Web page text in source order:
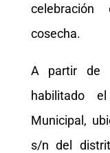
cosecha.
A partir de
habilitado
Municipal,
s/n del